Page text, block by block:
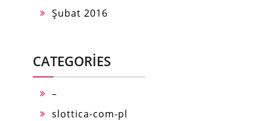
Şubat 2016
CATEGORIES
–
slottica-com-pl